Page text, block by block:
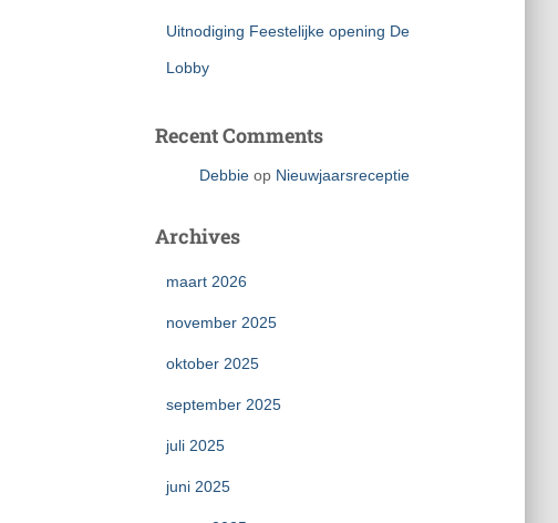
Uitnodiging Feestelijke opening De
Lobby
Recent Comments
Debbieop Nieuwjaars­receptie
Archives
maart 2026
november 2025
oktober 2025
september 2025
juli 2025
juni 2025